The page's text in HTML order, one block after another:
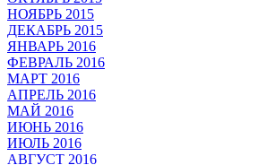
НОЯБРЬ 2015
ДЕКАБРЬ 2015
ЯНВАРЬ 2016
ФЕВРАЛЬ 2016
МАРТ 2016
АПРЕЛЬ 2016
МАЙ 2016
ИЮНЬ 2016
ИЮЛЬ 2016
АВГУСТ 2016